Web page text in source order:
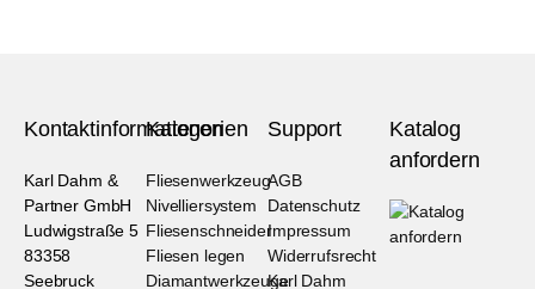
Kontaktinformationen
Karl Dahm &
Partner GmbH
Ludwigstraße 5
83358
Seebruck
Kategorien
Fliesenwerkzeug
Nivelliersystem
Fliesenschneider
Fliesen legen
Diamantwerkzeuge
Support
AGB
Datenschutz
Impressum
Widerrufsrecht
Karl Dahm
Katalog
anfordern